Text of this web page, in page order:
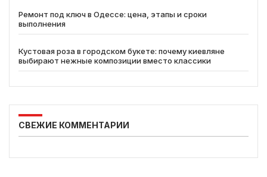
Ремонт под ключ в Одессе: цена, этапы и сроки
выполнения
Кустовая роза в городском букете: почему киевляне
выбирают нежные композиции вместо классики
СВЕЖИЕ КОММЕНТАРИИ